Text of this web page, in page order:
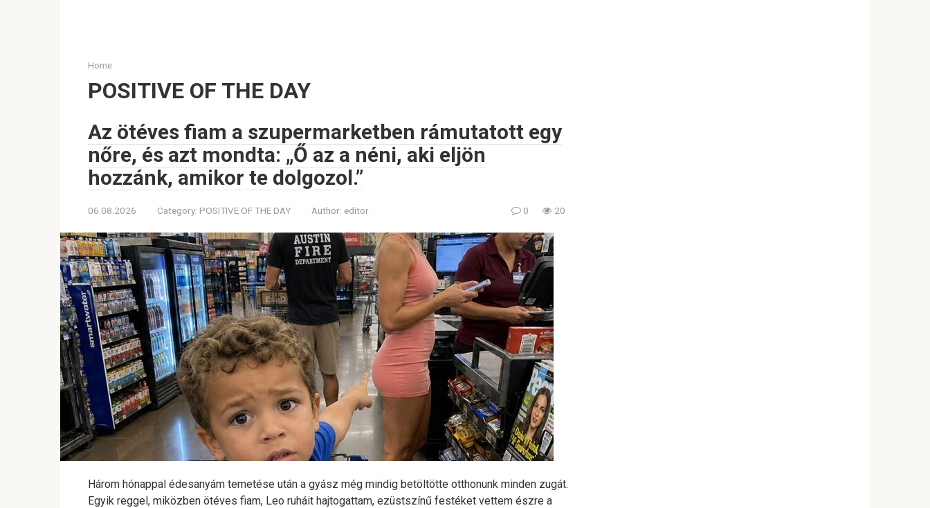
Home
POSITIVE OF THE DAY
Az ötéves fiam a szupermarketben rámutatott egy
nőre, és azt mondta: „Ő az a néni, aki eljön
hozzánk, amikor te dolgozol.”
06.08.2026 Category: POSITIVE OF THE DAY Author: editor 0 20
Három hónappal édesanyám temetése után a gyász még mindig betöltötte otthonunk minden zugát.
Egyik reggel, miközben ötéves fiam, Leo ruháit hajtogattam, ezüstszínű festéket vettem észre a